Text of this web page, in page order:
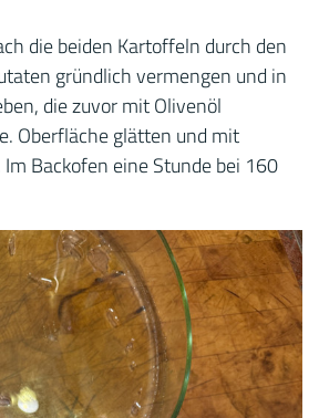
die beiden Kartoffeln durch den
gründlich vermengen und in
die zuvor mit Olivenöl
Oberfläche glätten und mit
Backofen eine Stunde bei 160